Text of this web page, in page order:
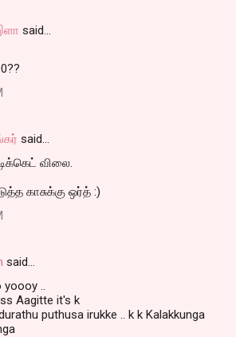
said…
said…
விலை.
காசுக்கு ஒர்த் :)
said…
yoooy ..
Aagitte it's k
puthusa irukke .. k k Kalakkunga